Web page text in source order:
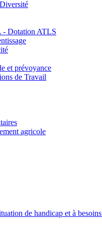
- Dotation ATLS
et prévoyance
de Travail
agricole
de handicap et à